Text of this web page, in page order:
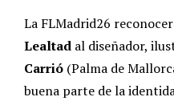
La FLMadrid26
Lealtad al diseñador,
Carrió (Palma de
buena parte de la